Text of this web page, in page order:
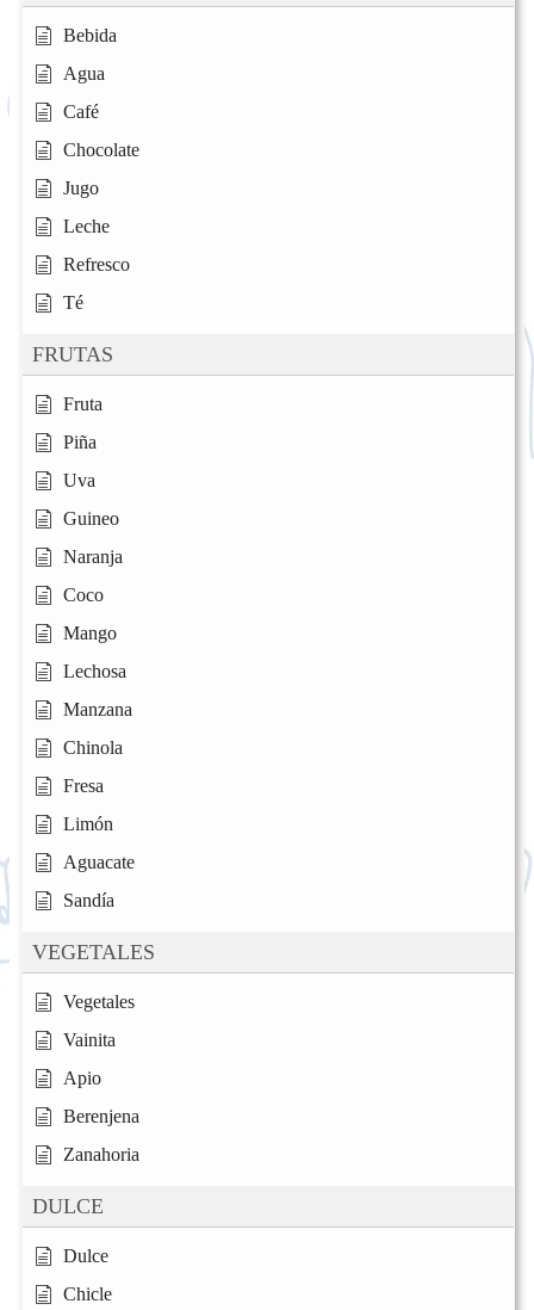
Bebida
Agua
Café
Chocolate
Jugo
Leche
Refresco
Té
FRUTAS
Fruta
Piña
Uva
Guineo
Naranja
Coco
Mango
Lechosa
Manzana
Chinola
Fresa
Limón
Aguacate
Sandía
VEGETALES
Vegetales
Vainita
Apio
Berenjena
Zanahoria
DULCE
Dulce
Chicle